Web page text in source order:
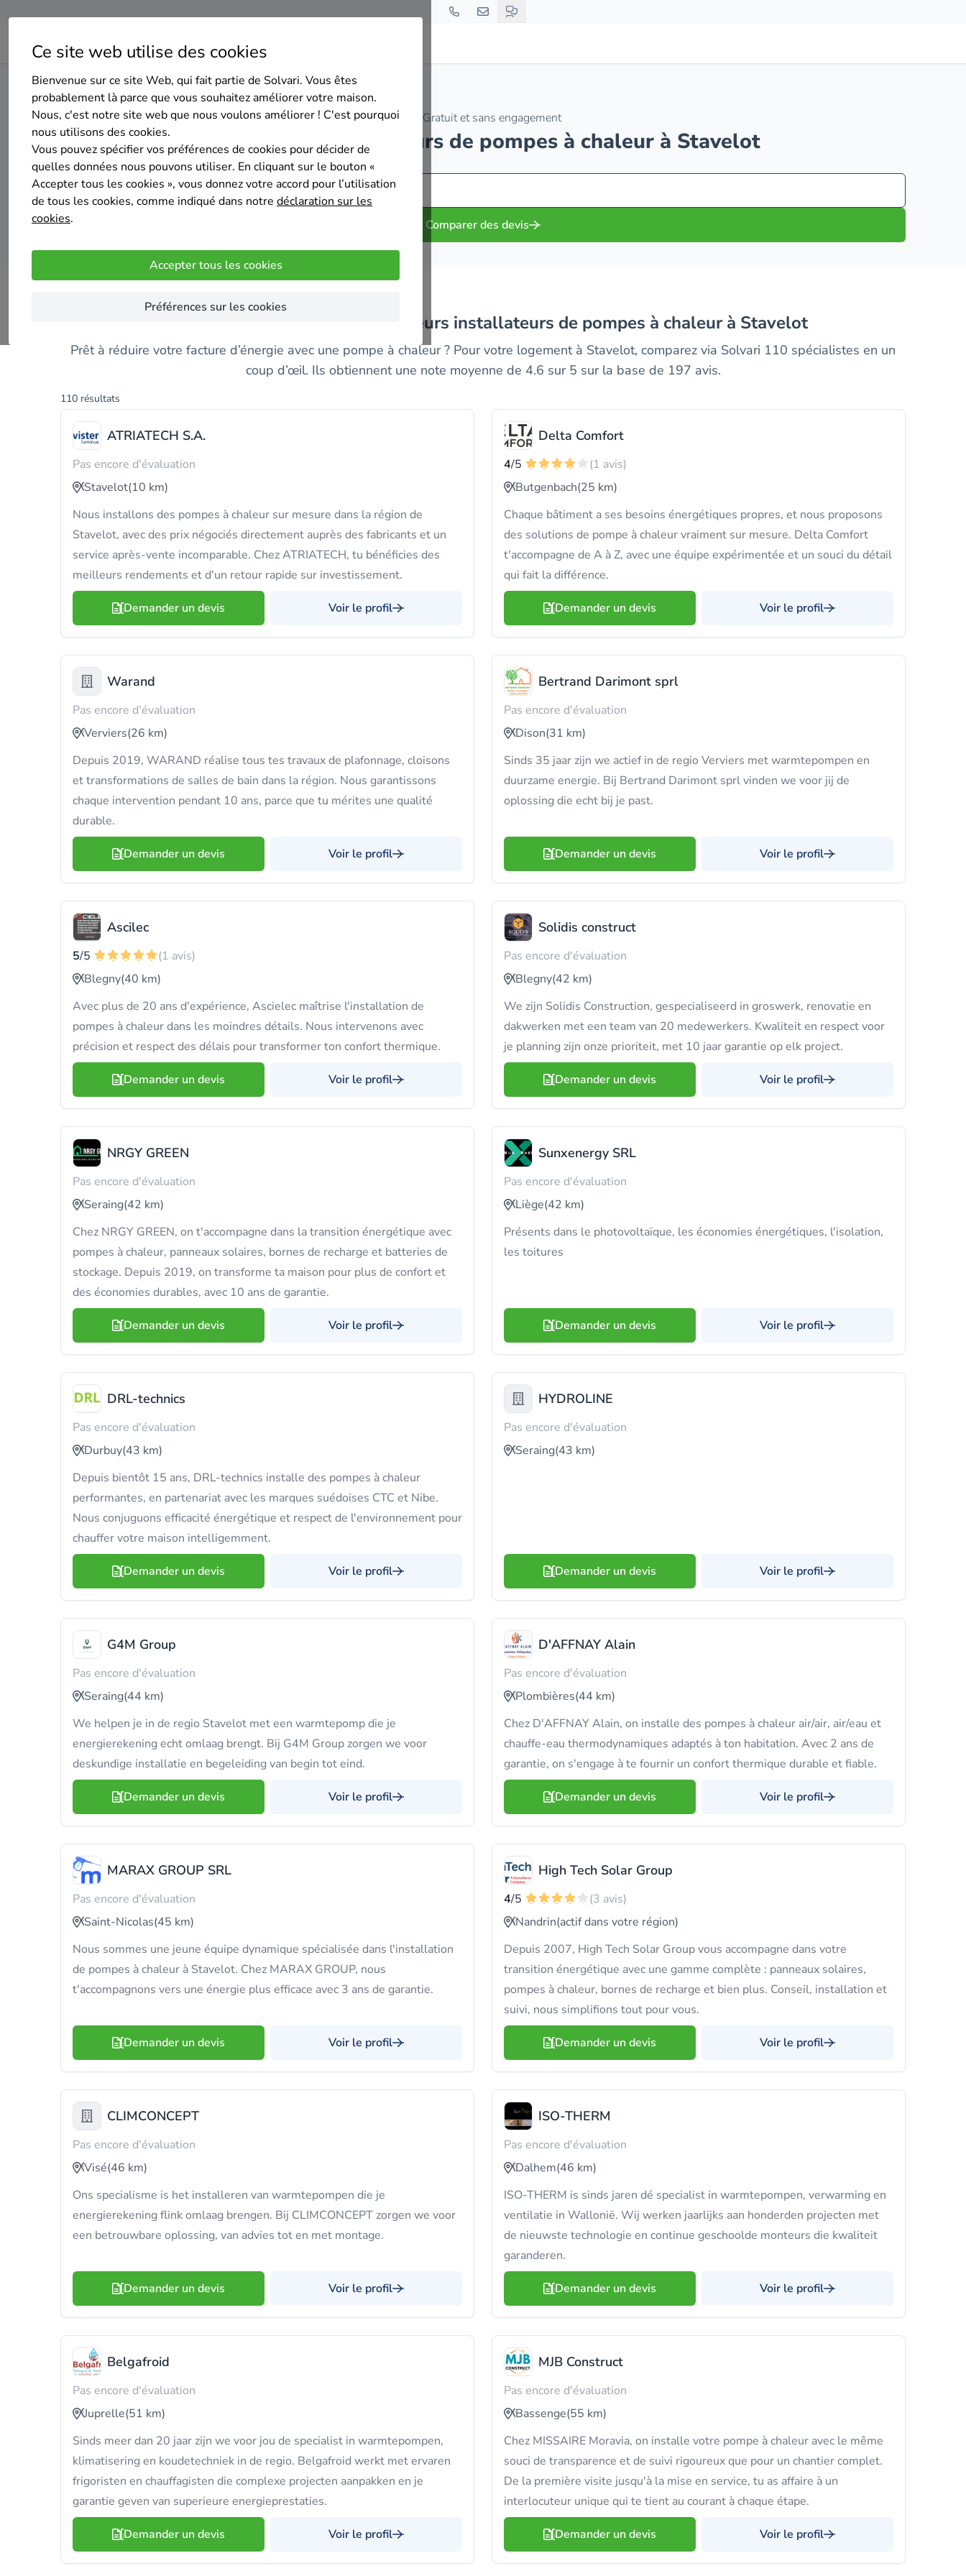
Ce site web utilise des cookies
Bienvenue sur ce site Web, qui fait partie de Solvari. Vous êtes
probablement là parce que vous souhaitez améliorer votre maison.
Nous, c'est notre site web que nous voulons améliorer ! C'est pourquoi
nous utilisons des cookies.
Vous pouvez spécifier vos préférences de cookies pour décider de
quelles données nous pouvons utiliser. En cliquant sur le bouton «
Accepter tous les cookies », vous donnez votre accord pour l’utilisation
de tous les cookies, comme indiqué dans notre déclaration sur les
cookies.
Accepter tous les cookies
Préférences sur les cookies
Home Pompe à chaleur Liège Stavelot
Gratuit et sans engagement
Top 20 des installateurs de pompes à chaleur à Stavelot
Comparer des devis
Découvrez et comparez les meilleurs installateurs de pompes à chaleur à Stavelot
Prêt à réduire votre facture d’énergie avec une pompe à chaleur ? Pour votre logement à Stavelot, comparez via Solvari 110 spécialistes en un
coup d’œil. Ils obtiennent une note moyenne de 4.6 sur 5 sur la base de 197 avis.
110 résultats
ATRIATECH S.A.
Pas encore d'évaluation
Stavelot(10 km)
Nous installons des pompes à chaleur sur mesure dans la région de
Stavelot, avec des prix négociés directement auprès des fabricants et un
service après-vente incomparable. Chez ATRIATECH, tu bénéficies des
meilleurs rendements et d'un retour rapide sur investissement.
Demander un devis Voir le profil
Delta Comfort
4/5
(1 avis)
Butgenbach(25 km)
Chaque bâtiment a ses besoins énergétiques propres, et nous proposons
des solutions de pompe à chaleur vraiment sur mesure. Delta Comfort
t'accompagne de A à Z, avec une équipe expérimentée et un souci du détail
qui fait la différence.
Demander un devis Voir le profil
Warand
Pas encore d'évaluation
Verviers(26 km)
Depuis 2019, WARAND réalise tous tes travaux de plafonnage, cloisons
et transformations de salles de bain dans la région. Nous garantissons
chaque intervention pendant 10 ans, parce que tu mérites une qualité
durable.
Demander un devis Voir le profil
Bertrand Darimont sprl
Pas encore d'évaluation
Dison(31 km)
Sinds 35 jaar zijn we actief in de regio Verviers met warmtepompen en
duurzame energie. Bij Bertrand Darimont sprl vinden we voor jij de
oplossing die echt bij je past.
Demander un devis Voir le profil
Ascilec
5/5
(1 avis)
Blegny(40 km)
Avec plus de 20 ans d'expérience, Ascielec maîtrise l'installation de
pompes à chaleur dans les moindres détails. Nous intervenons avec
précision et respect des délais pour transformer ton confort thermique.
Demander un devis Voir le profil
Solidis construct
Pas encore d'évaluation
Blegny(42 km)
We zijn Solidis Construction, gespecialiseerd in groswerk, renovatie en
dakwerken met een team van 20 medewerkers. Kwaliteit en respect voor
je planning zijn onze prioriteit, met 10 jaar garantie op elk project.
Demander un devis Voir le profil
NRGY GREEN
Pas encore d'évaluation
Seraing(42 km)
Chez NRGY GREEN, on t'accompagne dans la transition énergétique avec
pompes à chaleur, panneaux solaires, bornes de recharge et batteries de
stockage. Depuis 2019, on transforme ta maison pour plus de confort et
des économies durables, avec 10 ans de garantie.
Demander un devis Voir le profil
Sunxenergy SRL
Pas encore d'évaluation
Liège(42 km)
Présents dans le photovoltaïque, les économies énergétiques, l'isolation,
les toitures
Demander un devis Voir le profil
DRL-technics
Pas encore d'évaluation
Durbuy(43 km)
Depuis bientôt 15 ans, DRL-technics installe des pompes à chaleur
performantes, en partenariat avec les marques suédoises CTC et Nibe.
Nous conjuguons efficacité énergétique et respect de l'environnement pour
chauffer votre maison intelligemment.
Demander un devis Voir le profil
HYDROLINE
Pas encore d'évaluation
Seraing(43 km)
Demander un devis Voir le profil
G4M Group
Pas encore d'évaluation
Seraing(44 km)
We helpen je in de regio Stavelot met een warmtepomp die je
energierekening echt omlaag brengt. Bij G4M Group zorgen we voor
deskundige installatie en begeleiding van begin tot eind.
Demander un devis Voir le profil
D'AFFNAY Alain
Pas encore d'évaluation
Plombières(44 km)
Chez D'AFFNAY Alain, on installe des pompes à chaleur air/air, air/eau et
chauffe-eau thermodynamiques adaptés à ton habitation. Avec 2 ans de
garantie, on s'engage à te fournir un confort thermique durable et fiable.
Demander un devis Voir le profil
MARAX GROUP SRL
Pas encore d'évaluation
Saint-Nicolas(45 km)
Nous sommes une jeune équipe dynamique spécialisée dans l'installation
de pompes à chaleur à Stavelot. Chez MARAX GROUP, nous
t'accompagnons vers une énergie plus efficace avec 3 ans de garantie.
Demander un devis Voir le profil
High Tech Solar Group
4/5
(3 avis)
Nandrin(actif dans votre région)
Depuis 2007, High Tech Solar Group vous accompagne dans votre
transition énergétique avec une gamme complète : panneaux solaires,
pompes à chaleur, bornes de recharge et bien plus. Conseil, installation et
suivi, nous simplifions tout pour vous.
Demander un devis Voir le profil
CLIMCONCEPT
Pas encore d'évaluation
Visé(46 km)
Ons specialisme is het installeren van warmtepompen die je
energierekening flink omlaag brengen. Bij CLIMCONCEPT zorgen we voor
een betrouwbare oplossing, van advies tot en met montage.
Demander un devis Voir le profil
ISO-THERM
Pas encore d'évaluation
Dalhem(46 km)
ISO-THERM is sinds jaren dé specialist in warmtepompen, verwarming en
ventilatie in Wallonië. Wij werken jaarlijks aan honderden projecten met
de nieuwste technologie en continue geschoolde monteurs die kwaliteit
garanderen.
Demander un devis Voir le profil
Belgafroid
Pas encore d'évaluation
Juprelle(51 km)
Sinds meer dan 20 jaar zijn we voor jou de specialist in warmtepompen,
klimatisering en koudetechniek in de regio. Belgafroid werkt met ervaren
frigoristen en chauffagisten die complexe projecten aanpakken en je
garantie geven van superieure energieprestaties.
Demander un devis Voir le profil
MJB Construct
Pas encore d'évaluation
Bassenge(55 km)
Chez MISSAIRE Moravia, on installe votre pompe à chaleur avec le même
souci de transparence et de suivi rigoureux que pour un chantier complet.
De la première visite jusqu'à la mise en service, tu as affaire à un
interlocuteur unique qui te tient au courant à chaque étape.
Demander un devis Voir le profil